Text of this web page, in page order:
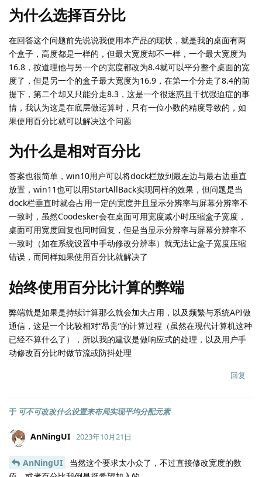
为什么选择百分比
在回答这个问题前先说说我使用本产品的现状，就是我的桌面有两
个盒子，高度都是一样的，但最大宽度却不一样，一个最大宽度为
16.8，按道理他与另一个的宽度都改为8.4就可以平分整个桌面的宽
度了，但是另一个的盒子最大宽度为16.9，在第一个分走了8.4的前
提下，第二个却又只能分走8.3，这是一个很迷惑且干扰强迫症的事
情，我认为这是在底层做运算时，只有一位小数的精度导致的，如
果使用百分比就可以解决这个问题
为什么是相对百分比
答案也很简单，win10用户可以将dock栏放到最左边与最右边垂直
放置，win11也可以用StartAllBack实现同样的效果，但问题是当
dock栏垂直时就会占用一定的宽度并且显示分辨率与屏幕分辨率不
一致时，虽然Coodesker会在桌面可用宽度减小时压缩盒子宽度，
桌面可用宽度回复也同时回复，但是当显示分辨率与屏幕分辨率不
一致时（如在系统设置中手动修改分辨率）就无法让盒子宽度压缩
错误，而同样如果使用百分比就解决了
始终使用百分比计算的弊端
弊端就是如果是持续计算那么就会加大占用，以及频繁与系统API做
通信，这是一个比较相对“昂贵”的计算过程（虽然在现代计算机这种
已经不算什么了），所以我的建议是做响应式的处理，以及用户手
动修改百分比时做节流或防抖处理
回复
于 可不可改改什么设置来布局实现平均分配元素
AnNingUI 2023年10月21日
AnNingUI
当然这个要求太小众了，不过直接修改宽度的数